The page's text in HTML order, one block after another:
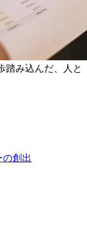
踏み込んだ、人と
創出